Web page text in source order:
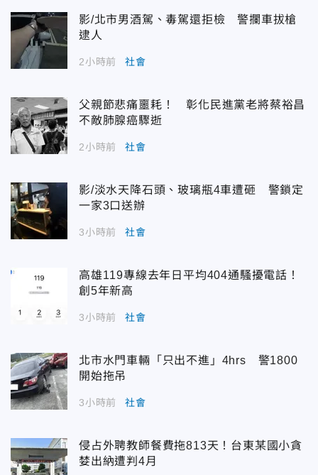
影/北市男酒駕、毒駕還拒檢 警攔車拔槍
逮人
2小時前 社會
父親節悲痛噩耗！ 彰化民進黨老將蔡裕昌
不敵肺腺癌驟逝
2小時前 社會
影/淡水天降石頭、玻璃瓶4車遭砸 警鎖定
一家3口送辦
3小時前 社會
高雄119專線去年日平均404通騷擾電話！
創5年新高
3小時前 社會
北市水門車輛「只出不進」4hrs 警1800
開始拖吊
3小時前 社會
侵占外聘教師餐費拖813天！台東某國小貪
婪出納遭判4月